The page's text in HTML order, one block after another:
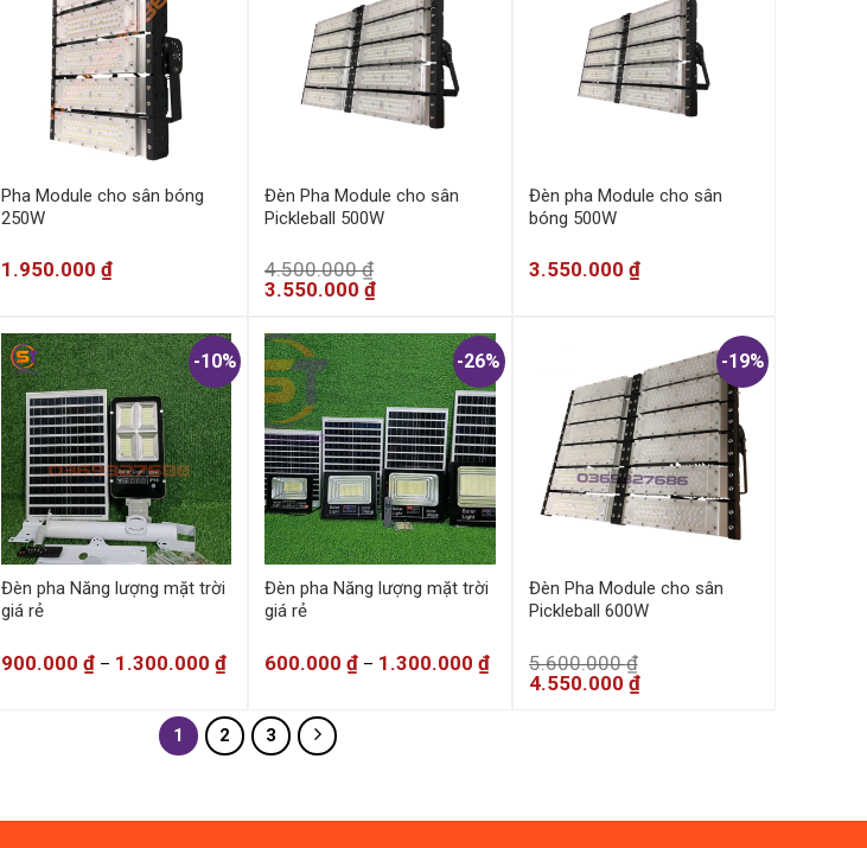
Pha Module cho sân bóng
250W
1.950.000 ₫
Đèn Pha Module cho sân
Pickleball 500W
4.500.000₫
3.550.000 ₫
Đèn pha Module cho sân
bóng 500W
3.550.000 ₫
-10%
Đèn pha Năng lượng mặt trời
giá rẻ
900.000 ₫– 1.300.000 ₫
-26%
Đèn pha Năng lượng mặt trời
giá rẻ
600.000 ₫ – 1.300.000 ₫
-19%
Đèn Pha Module cho sân
Pickleball 600W
5.600.000₫
4.550.000 ₫
1 2 3